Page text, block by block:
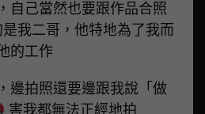
自己當然也要跟作品合照
我二哥，他特地為了我而
的工作
邊拍照還要邊跟我說「做
害我都無法正經地拍